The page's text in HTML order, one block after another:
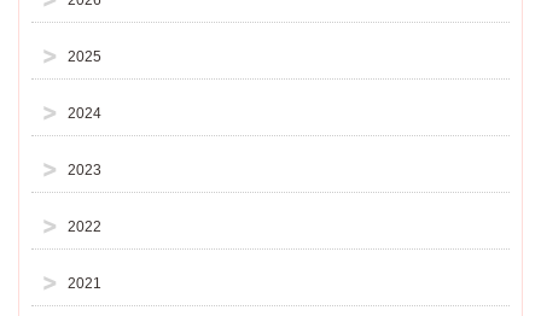
2025
2024
2023
2022
2021